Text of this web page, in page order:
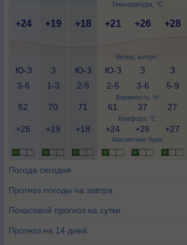
Температура, °C
Ветер, метр/с
Влажность, %
Комфорт, °C
Магнитные бури
+24 +19 +18 +21 +26 +28
Ю-З
3-6
З
1-3
Ю-З
2-5
Ю-З
2-5
З
3-6
З
5-9
52 70 71 61 37 27
+26 +19 +18 +24 +26 +27
Погода сегодня
Прогноз погоды на завтра
Почасовой прогноз на сутки
Прогноз на 14 дней